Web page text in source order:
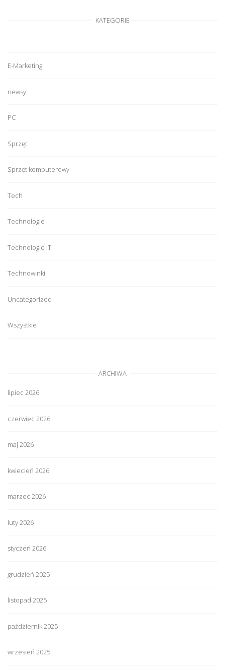
KATEGORIE
.
E-Marketing
newsy
PC
Sprzęt
Sprzęt komputerowy
Tech
Technologie
Technologie IT
Technowinki
Uncategorized
Wszystkie
ARCHIWA
lipiec 2026
czerwiec 2026
maj 2026
kwiecień 2026
marzec 2026
luty 2026
styczeń 2026
grudzień 2025
listopad 2025
październik 2025
wrzesień 2025